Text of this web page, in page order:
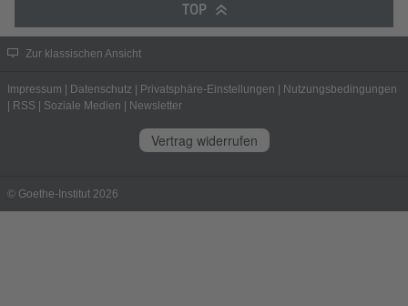
TOP
Zur klassischen Ansicht
Impressum | Datenschutz | Privatsphäre-Einstellungen | Nutzungsbedingungen
| RSS | Soziale Medien | Newsletter
Vertrag widerrufen
© Goethe-Institut 2026